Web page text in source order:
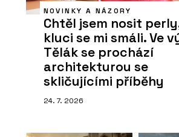
NOVINKY A NÁZORY
Chtěl jsem nosit
kluci se mi smáli. Ve
Tělák se prochází
architekturou se
skličujícími příběhy
24. 7. 2026